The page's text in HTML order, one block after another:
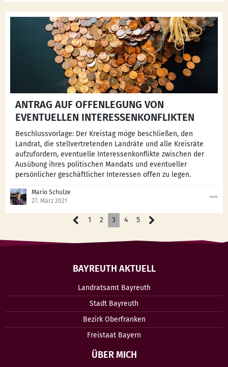
ANTRAG AUF OFFENLEGUNG VON
EVENTUELLEN INTERESSENKONFLIKTEN
Beschlussvorlage: Der Kreistag möge beschließen, den
Landrat, die stellvertretenden Landräte und alle Kreisräte
aufzufordern, eventuelle Interessenkonflikte zwischen der
Ausübung ihres politischen Mandats und eventueller
persönlicher geschäftlicher Interessen offen zu legen.
Mario Schulze
27. März 2021
1 2 3 4 5
BAYREUTH AKTUELL
Landratsamt Bayreuth
Stadt Bayreuth
Bezirk Oberfranken
Freistaat Bayern
ÜBER MICH